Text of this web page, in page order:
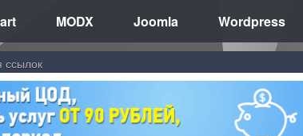
MODX Joomla Wordpress
ссылок